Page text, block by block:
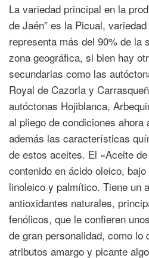
La variedad principal en la
de Jaén” es la Picual,
representa más del 90% de la
zona geográfica, si bien hay
secundarias como las
Royal de Cazorla y
autóctonas Hojiblanca,
al pliego de condiciones ahora
además las características
de estos aceites. El «Aceite
contenido en ácido oleico,
linoleico y palmítico. Tiene un
antioxidantes naturales,
fenólicos, que le confieren
de gran personalidad, como lo
atributos amargo y picante